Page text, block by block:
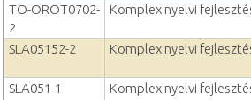
TO-OROT0702-
2
Komplex nyelvi
SLA05152-2
Komplex nyelvi
SLA051-1
Komplex nyelvi